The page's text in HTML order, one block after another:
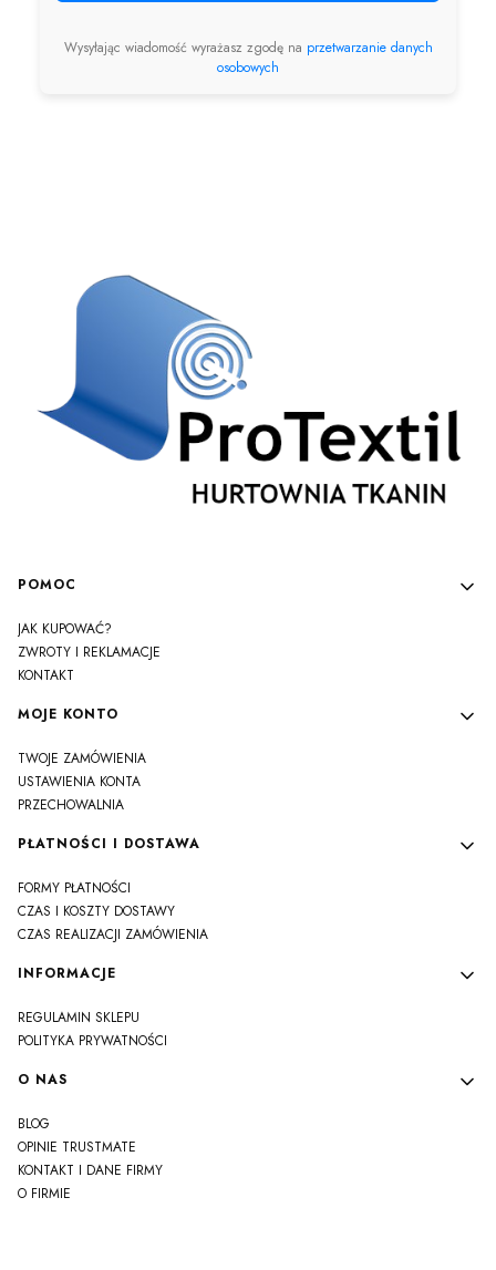
Wysyłając wiadomość wyrażasz zgodę na przetwarzanie danych
osobowych
Linki w stopce
POMOC
JAK KUPOWAĆ?
ZWROTY I REKLAMACJE
KONTAKT
MOJE KONTO
TWOJE ZAMÓWIENIA
USTAWIENIA KONTA
PRZECHOWALNIA
PŁATNOŚCI I DOSTAWA
FORMY PŁATNOŚCI
CZAS I KOSZTY DOSTAWY
CZAS REALIZACJI ZAMÓWIENIA
INFORMACJE
REGULAMIN SKLEPU
POLITYKA PRYWATNOŚCI
O NAS
BLOG
OPINIE TRUSTMATE
KONTAKT I DANE FIRMY
O FIRMIE